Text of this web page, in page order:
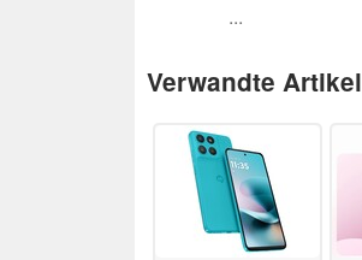
...
Verwandte Artikel